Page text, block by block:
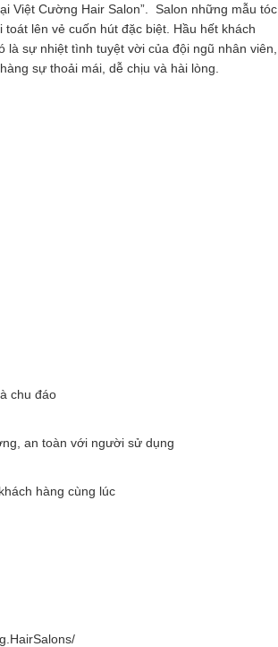
Việt Cường Hair Salon”. Salon những mẫu tóc
lên vẻ cuốn hút đặc biệt. Hầu hết khách
sự nhiệt tình tuyệt vời của đội ngũ nhân viên,
sự thoải mái, dễ chịu và hài lòng.
chu đáo
an toàn với người sử dụng
hàng cùng lúc